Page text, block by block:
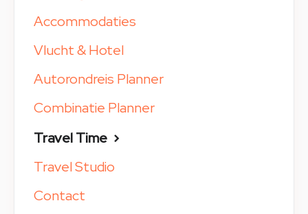
Accommodaties
Vlucht & Hotel
Autorondreis Planner
Combinatie Planner
Travel Time
Travel Studio
Contact